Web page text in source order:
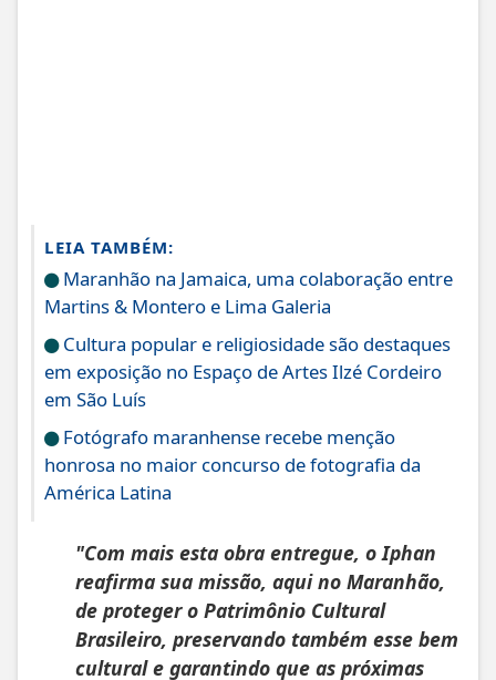
LEIA TAMBÉM:
Maranhão na Jamaica, uma colaboração entre
Martins & Montero e Lima Galeria
Cultura popular e religiosidade são destaques
em exposição no Espaço de Artes Ilzé Cordeiro
em São Luís
Fotógrafo maranhense recebe menção
honrosa no maior concurso de fotografia da
América Latina
"Com mais esta obra entregue, o Iphan
reafirma sua missão, aqui no Maranhão,
de proteger o Patrimônio Cultural
Brasileiro, preservando também esse bem
cultural e garantindo que as próximas